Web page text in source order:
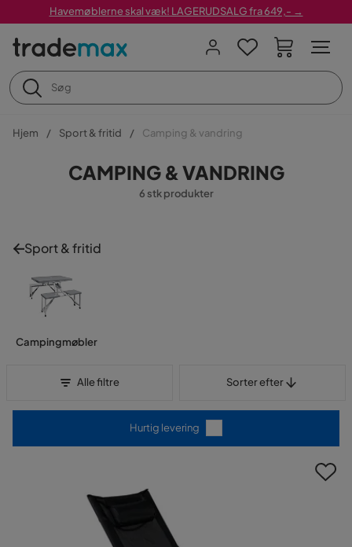
Havemøblerne skal væk! LAGERUDSALG fra 649,- →
Hjem Sport & fritid Camping & vandring
CAMPING & VANDRING
6 stk produkter
Sport & fritid
Campingmøbler
Alle filtre Sorter efter
Hurtig levering